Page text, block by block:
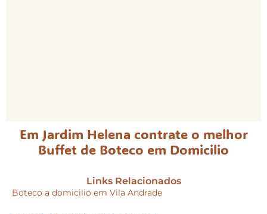
Em Jardim Helena contrate o melhor
Buffet de Boteco em Domicilio
Links Relacionados
Boteco a domicilio em Vila Andrade